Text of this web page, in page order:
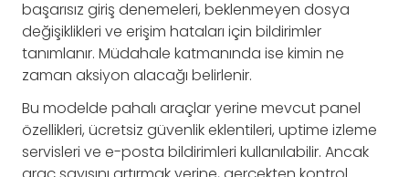
başarısız giriş denemeleri, beklenmeyen dosya
değişiklikleri ve erişim hataları için bildirimler
tanımlanır. Müdahale katmanında ise kimin ne
zaman aksiyon alacağı belirlenir.
Bu modelde pahalı araçlar yerine mevcut panel
özellikleri, ücretsiz güvenlik eklentileri, uptime izleme
servisleri ve e-posta bildirimleri kullanılabilir. Ancak